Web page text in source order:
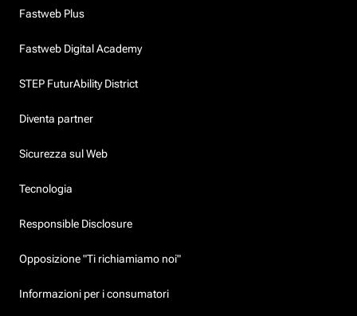
Fastweb Plus
Fastweb Digital Academy
STEP FuturAbility District
Diventa partner
Sicurezza sul Web
Tecnologia
Responsible Disclosure
Opposizione "Ti richiamiamo noi"
Informazioni per i consumatori